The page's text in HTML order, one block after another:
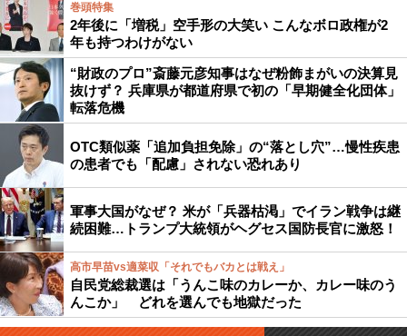
巻頭特集
2年後に「増税」空手形の大笑い こんなボロ政権が2
年も持つわけがない
“財政のプロ”斎藤元彦知事はなぜ粉飾まがいの決算見
抜けず？ 兵庫県が都道府県で初の「早期健全化団体」
転落危機
OTC類似薬「追加負担免除」の“落とし穴”…慢性疾患
の患者でも「配慮」されない恐れあり
軍事大国がなぜ？ 米が「兵器枯渇」でイラン戦争は継
続困難…トランプ大統領がヘグセス国防長官に激怒！
高市早苗vs適菜収「それでもバカとは戦え」
自民党総裁選は「うんこ味のカレーか、カレー味のう
んこか」 どれを選んでも地獄だった